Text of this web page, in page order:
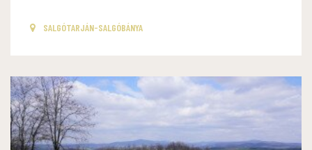
SALGÓTARJÁN-SALGÓBÁNYA